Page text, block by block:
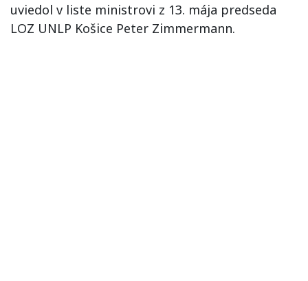
uviedol v liste ministrovi z 13. mája predseda
LOZ UNLP Košice Peter Zimmermann.